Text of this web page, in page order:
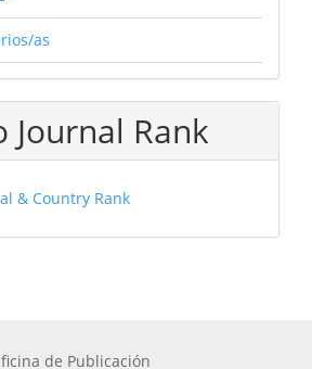
as
Journal Rank
de Publicación